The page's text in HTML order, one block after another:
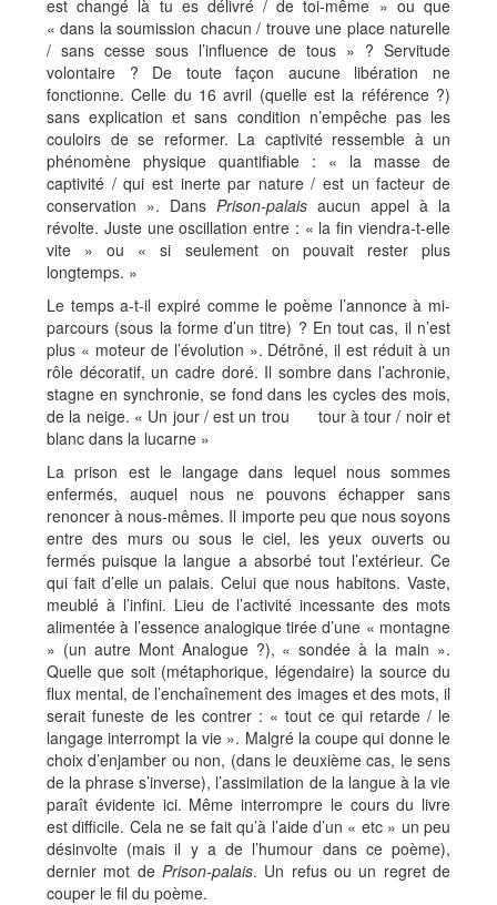
est changé là tu es délivré / de toi-même » ou que
« dans la soumission chacun / trouve une place naturelle
/ sans cesse sous l’influence de tous » ? Servitude
volontaire ? De toute façon aucune libération ne
fonctionne. Celle du 16 avril (quelle est la référence ?)
sans explication et sans condition n’empêche pas les
couloirs de se reformer. La captivité ressemble à un
phénomène physique quantifiable : « la masse de
captivité / qui est inerte par nature / est un facteur de
conservation ». Dans Prison-palais aucun appel à la
révolte. Juste une oscillation entre : « la fin viendra-t-elle
vite » ou « si seulement on pouvait rester plus
longtemps. »
Le temps a-t-il expiré comme le poème l’annonce à mi-
parcours (sous la forme d’un titre) ? En tout cas, il n’est
plus « moteur de l’évolution ». Détrôné, il est réduit à un
rôle décoratif, un cadre doré. Il sombre dans l’achronie,
stagne en synchronie, se fond dans les cycles des mois,
de la neige. « Un jour / est un trou tour à tour / noir et
blanc dans la lucarne »
La prison est le langage dans lequel nous sommes
enfermés, auquel nous ne pouvons échapper sans
renoncer à nous-mêmes. Il importe peu que nous soyons
entre des murs ou sous le ciel, les yeux ouverts ou
fermés puisque la langue a absorbé tout l’extérieur. Ce
qui fait d’elle un palais. Celui que nous habitons. Vaste,
meublé à l’infini. Lieu de l’activité incessante des mots
alimentée à l’essence analogique tirée d’une « montagne
» (un autre Mont Analogue ?), « sondée à la main ».
Quelle que soit (métaphorique, légendaire) la source du
flux mental, de l’enchaînement des images et des mots, il
serait funeste de les contrer : « tout ce qui retarde / le
langage interrompt la vie ». Malgré la coupe qui donne le
choix d’enjamber ou non, (dans le deuxième cas, le sens
de la phrase s’inverse), l’assimilation de la langue à la vie
paraît évidente ici. Même interrompre le cours du livre
est difficile. Cela ne se fait qu’à l’aide d’un « etc » un peu
désinvolte (mais il y a de l’humour dans ce poème),
dernier mot de Prison-palais. Un refus ou un regret de
couper le fil du poème.